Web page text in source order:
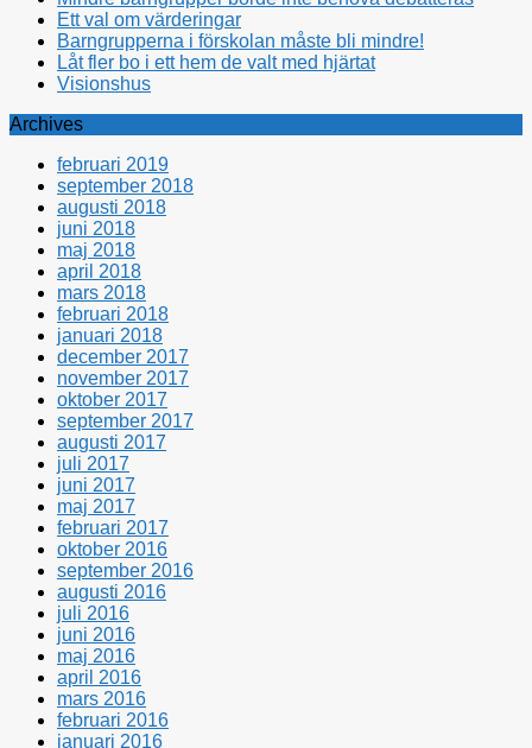
Ett val om värderingar
Barngrupperna i förskolan måste bli mindre!
Låt fler bo i ett hem de valt med hjärtat
Visionshus
Archives
februari 2019
september 2018
augusti 2018
juni 2018
maj 2018
april 2018
mars 2018
februari 2018
januari 2018
december 2017
november 2017
oktober 2017
september 2017
augusti 2017
juli 2017
juni 2017
maj 2017
februari 2017
oktober 2016
september 2016
augusti 2016
juli 2016
juni 2016
maj 2016
april 2016
mars 2016
februari 2016
januari 2016